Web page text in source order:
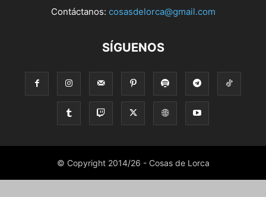
Contáctanos: cosasdelorca@gmail.com
SÍGUENOS
© Copyright 2014/26 - Cosas de Lorca